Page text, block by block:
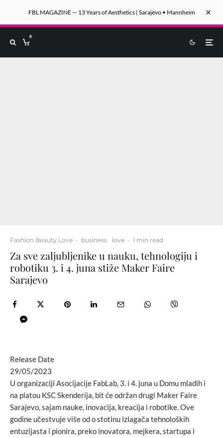
FBL MAGAZINE — 13 Years of Aesthetics | Sarajevo • Mannheim
0
Fashion.Beauty.Love · business love · 1 min read
Za sve zaljubljenike u nauku, tehnologiju i
robotiku 3. i 4. juna stiže Maker Faire
Sarajevo
Release Date
29/05/2023
U organizaciji Asocijacije FabLab, 3. i 4. juna u Domu mladih i
na platou KSC Skenderija, bit će održan drugi Maker Faire
Sarajevo, sajam nauke, inovacija, kreacija i robotike. Ove
godine učestvuje više od o stotinu izlagača tehnoloških
entuzijasta i pionira, preko inovatora, mejkera, startupa i